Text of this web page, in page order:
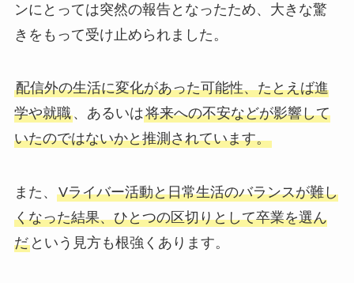
ンにとっては突然の報告となったため、大きな驚
きをもって受け止められました。
配信外の生活に変化があった可能性、たとえば進
学や就職、あるいは将来への不安などが影響して
いたのではないかと推測されています。
また、 Vライバー活動と日常生活のバランスが難し
くなった結果、ひとつの区切りとして卒業を選ん
だという見方も根強くあります。